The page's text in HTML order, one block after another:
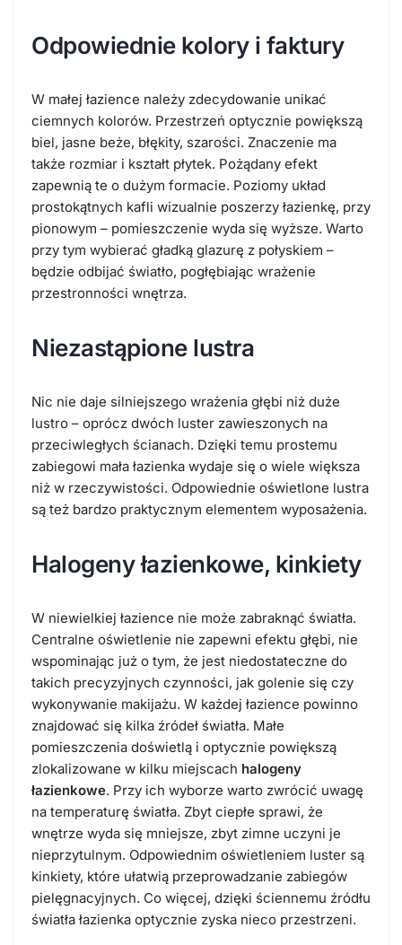
Odpowiednie kolory i faktury
W małej łazience należy zdecydowanie unikać
ciemnych kolorów. Przestrzeń optycznie powiększą
biel, jasne beże, błękity, szarości. Znaczenie ma
także rozmiar i kształt płytek. Pożądany efekt
zapewnią te o dużym formacie. Poziomy układ
prostokątnych kafli wizualnie poszerzy łazienkę, przy
pionowym – pomieszczenie wyda się wyższe. Warto
przy tym wybierać gładką glazurę z połyskiem –
będzie odbijać światło, pogłębiając wrażenie
przestronności wnętrza.
Niezastąpione lustra
Nic nie daje silniejszego wrażenia głębi niż duże
lustro – oprócz dwóch luster zawieszonych na
przeciwległych ścianach. Dzięki temu prostemu
zabiegowi mała łazienka wydaje się o wiele większa
niż w rzeczywistości. Odpowiednie oświetlone lustra
są też bardzo praktycznym elementem wyposażenia.
Halogeny łazienkowe, kinkiety
W niewielkiej łazience nie może zabraknąć światła.
Centralne oświetlenie nie zapewni efektu głębi, nie
wspominając już o tym, że jest niedostateczne do
takich precyzyjnych czynności, jak golenie się czy
wykonywanie makijażu. W każdej łazience powinno
znajdować się kilka źródeł światła. Małe
pomieszczenia doświetlą i optycznie powiększą
zlokalizowane w kilku miejscach halogeny
łazienkowe. Przy ich wyborze warto zwrócić uwagę
na temperaturę światła. Zbyt ciepłe sprawi, że
wnętrze wyda się mniejsze, zbyt zimne uczyni je
nieprzytulnym. Odpowiednim oświetleniem luster są
kinkiety, które ułatwią przeprowadzanie zabiegów
pielęgnacyjnych. Co więcej, dzięki ściennemu źródłu
światła łazienka optycznie zyska nieco przestrzeni.